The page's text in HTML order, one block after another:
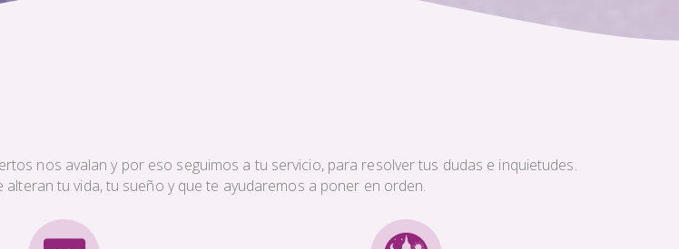
nos avalan y por eso seguimos a tu servicio, para resolver tus dudas e inquietudes.
tu vida, tu sueño y que te ayudaremos a poner en orden.